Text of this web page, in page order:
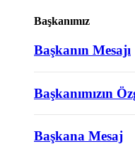
Başkanımız
Başkanın Mesajı
Başkanımızın
Başkana Mesaj